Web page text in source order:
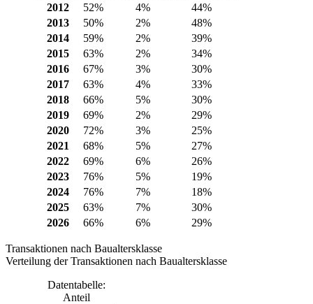
2012
52% 4%
44%
2013
50% 2%
48%
2014
59% 2%
39%
2015
63% 2%
34%
2016
67% 3%
30%
2017
63% 4%
33%
2018
66% 5%
30%
2019
69% 2%
29%
2020
72% 3%
25%
2021
68% 5%
27%
2022
69% 6%
26%
2023
76% 5%
19%
2024
76% 7%
18%
2025
63% 7%
30%
2026
66% 6% 29%
Transaktionen nach Baualtersklasse
Verteilung der Transaktionen nach Baualtersklasse
Datentabelle:
Anteil